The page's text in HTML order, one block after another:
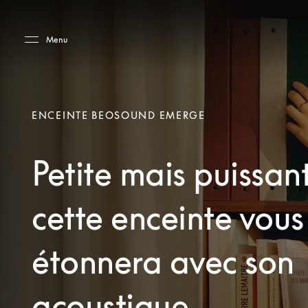
Menu
ENCEINTE BEOSOUND EMERGE
Petite mais
cette enceinte vous
étonnera avec son